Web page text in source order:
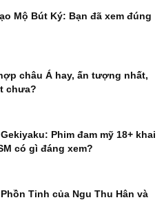
Mộ Bút Ký: Bạn đã xem đúng
châu Á hay, ấn tượng nhất,
chưa?
Phim đam mỹ 18+ khai
có gì đáng xem?
Tinh của Ngu Thu Hân và